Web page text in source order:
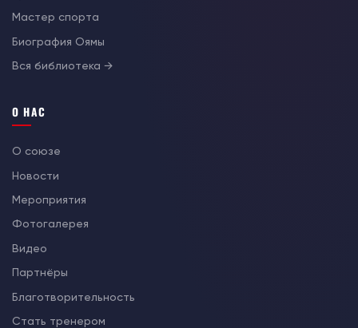
Мастер спорта
Биография Оямы
Вся библиотека →
О НАС
О союзе
Новости
Мероприятия
Фотогалерея
Видео
Партнёры
Благотворительность
Стать тренером